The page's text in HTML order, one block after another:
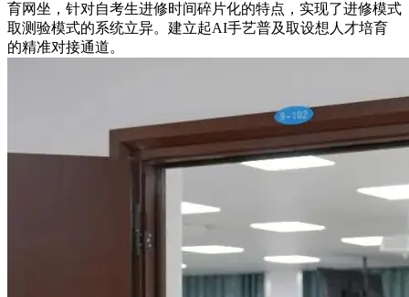
育网坐，针对自考生进修时间碎片化的特点，实现了进修模式
取测验模式的系统立异。建立起AI手艺普及取设想人才培育
的精准对接通道。